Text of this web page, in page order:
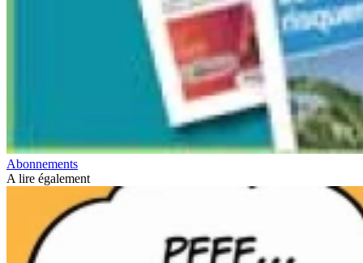
Abonnements
A lire également